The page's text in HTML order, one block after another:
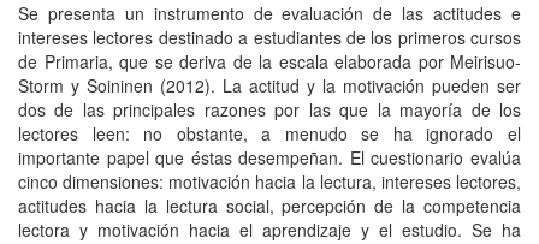
Se presenta un instrumento de evaluación de las actitudes e
intereses lectores destinado a estudiantes de los primeros cursos
de Primaria, que se deriva de la escala elaborada por Meirisuo-
Storm y Soininen (2012). La actitud y la motivación pueden ser
dos de las principales razones por las que la mayoría de los
lectores leen: no obstante, a menudo se ha ignorado el
importante papel que éstas desempeñan. El cuestionario evalúa
cinco dimensiones: motivación hacia la lectura, intereses lectores,
actitudes hacia la lectura social, percepción de la competencia
lectora y motivación hacia el aprendizaje y el estudio. Se ha